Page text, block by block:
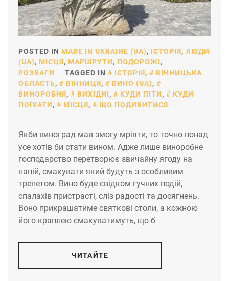
POSTED IN MADE IN UKRAINE (UA), ІСТОРІЯ, ЛЮДИ
(UA), МІСЦЯ, МАРШРУТИ, ПОДОРОЖІ,
РОЗВАГИ
TAGGED IN ІСТОРІЯ,
ВІННИЦЬКА
ОБЛАСТЬ, ВІННИЦЯ, ВИНО (UA),
ВИНОРОБНЯ, ВИХІДНІ, КУДИ ПІТИ,
КУДИ
ПОЇХАТИ, МІСЦЯ, ЩО ПОДИВИТИСЯ
Якби виноград мав змогу мріяти, то точно понад
усе хотів би стати вином. Адже лише виноробне
господарство перетворює звичайну ягоду на
напій, смакувати який будуть з особливим
трепетом. Вино буде свідком гучних подій,
спалахів пристрасті, сліз радості та досягнень.
Воно прикрашатиме святкові столи, а кожною
його краплею смакуватимуть, що б
ЧИТАЙТЕ